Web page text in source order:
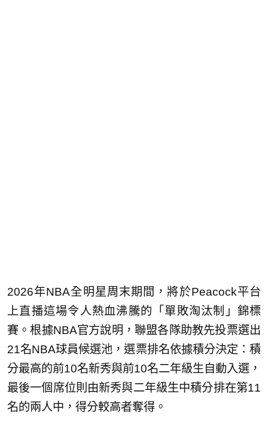
2026年NBA全明星周末期間，將於Peacock平台
上直播這場令人熱血沸騰的「單敗淘汰制」錦標
賽。根據NBA官方說明，聯盟各隊助教先投票選出
21名NBA球員候選池，選票排名依據積分決定：積
分最高的前10名新秀與前10名二年級生自動入選，
最後一個席位則由新秀與二年級生中積分排在第11
名的兩人中，得分較高者奪得。